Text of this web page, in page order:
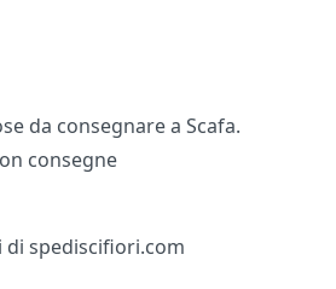
da consegnare a Scafa.
consegne
di spediscifiori.com